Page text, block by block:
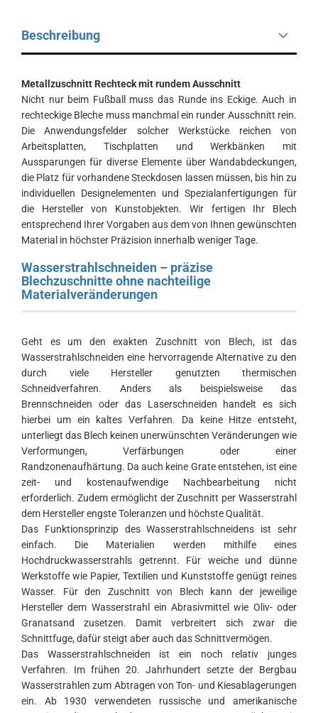
Beschreibung
Metallzuschnitt Rechteck mit rundem Ausschnitt
Nicht nur beim Fußball muss das Runde ins Eckige. Auch in
rechteckige Bleche muss manchmal ein runder Ausschnitt rein.
Die Anwendungsfelder solcher Werkstücke reichen von
Arbeitsplatten, Tischplatten und Werkbänken mit
Aussparungen für diverse Elemente über Wandabdeckungen,
die Platz für vorhandene Steckdosen lassen müssen, bis hin zu
individuellen Designelementen und Spezialanfertigungen für
die Hersteller von Kunstobjekten. Wir fertigen Ihr Blech
entsprechend Ihrer Vorgaben aus dem von Ihnen gewünschten
Material in höchster Präzision innerhalb weniger Tage.
Wasserstrahlschneiden – präzise
Blechzuschnitte ohne nachteilige
Materialveränderungen
Geht es um den exakten Zuschnitt von Blech, ist das
Wasserstrahlschneiden eine hervorragende Alternative zu den
durch viele Hersteller genutzten thermischen
Schneidverfahren. Anders als beispielsweise das
Brennschneiden oder das Laserschneiden handelt es sich
hierbei um ein kaltes Verfahren. Da keine Hitze entsteht,
unterliegt das Blech keinen unerwünschten Veränderungen wie
Verformungen, Verfärbungen oder einer
Randzonenaufhärtung. Da auch keine Grate entstehen, ist eine
zeit- und kostenaufwendige Nachbearbeitung nicht
erforderlich. Zudem ermöglicht der Zuschnitt per Wasserstrahl
dem Hersteller engste Toleranzen und höchste Qualität.
Das Funktionsprinzip des Wasserstrahlschneidens ist sehr
einfach. Die Materialien werden mithilfe eines
Hochdruckwasserstrahls getrennt. Für weiche und dünne
Werkstoffe wie Papier, Textilien und Kunststoffe genügt reines
Wasser. Für den Zuschnitt von Blech kann der jeweilige
Hersteller dem Wasserstrahl ein Abrasivmittel wie Oliv- oder
Granatsand zusetzen. Damit verbreitert sich zwar die
Schnittfuge, dafür steigt aber auch das Schnittvermögen.
Das Wasserstrahlschneiden ist ein noch relativ junges
Verfahren. Im frühen 20. Jahrhundert setzte der Bergbau
Wasserstrahlen zum Abtragen von Ton- und Kiesablagerungen
ein. Ab 1930 verwendeten russische und amerikanische